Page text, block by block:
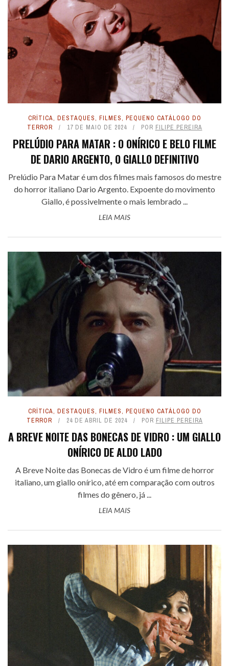
CRÍTICA, DESTAQUES, FILMES, PEQUENO CATÁLOGO DO
TERROR
17 DE MAIO DE 2024 POR FILIPE PEREIRA
PRELÚDIO PARA MATAR : O ONÍRICO E BELO FILME
DE DARIO ARGENTO, O GIALLO DEFINITIVO
Prelúdio Para Matar é um dos filmes mais famosos do mestre
do horror italiano Dario Argento. Expoente do movimento
Giallo, é possivelmente o mais lembrado ...
LEIA MAIS
CRÍTICA, DESTAQUES, FILMES, PEQUENO CATÁLOGO DO
TERROR
24 DE ABRIL DE 2024 POR FILIPE PEREIRA
A BREVE NOITE DAS BONECAS DE VIDRO : UM GIALLO
ONÍRICO DE ALDO LADO
A Breve Noite das Bonecas de Vidro é um filme de horror
italiano, um giallo onírico, até em comparação com outros
filmes do gênero, já ...
LEIA MAIS